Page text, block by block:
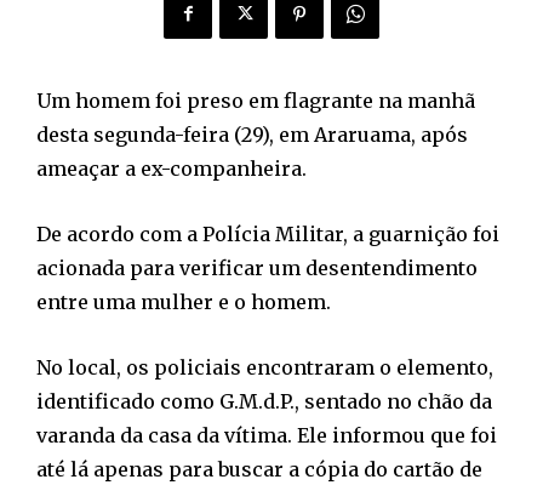
Um homem foi preso em flagrante na manhã
desta segunda-feira (29), em Araruama, após
ameaçar a ex-companheira.
De acordo com a Polícia Militar, a guarnição foi
acionada para verificar um desentendimento
entre uma mulher e o homem.
No local, os policiais encontraram o elemento,
identificado como G.M.d.P., sentado no chão da
varanda da casa da vítima. Ele informou que foi
até lá apenas para buscar a cópia do cartão de